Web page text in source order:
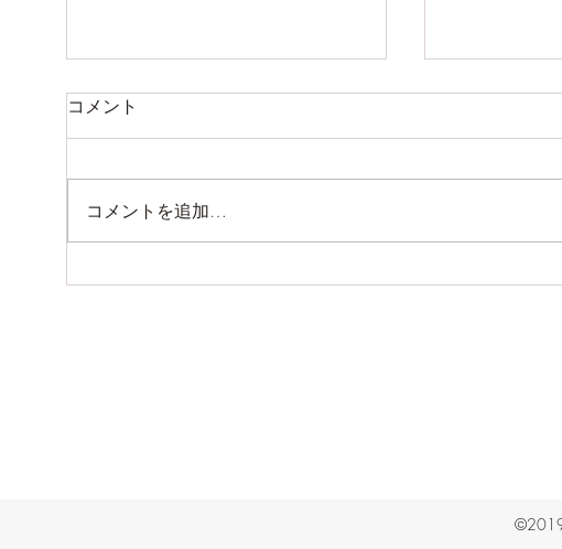
ウェッジのセッティング
オーバース
かは計測し
よってはケ
コメント
コメントを追加…
©2019